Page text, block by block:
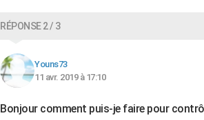
RÉPONSE 2 / 3
Youns73
11 avr. 2019 à 17:10
Bonjour comment puis-je faire pour